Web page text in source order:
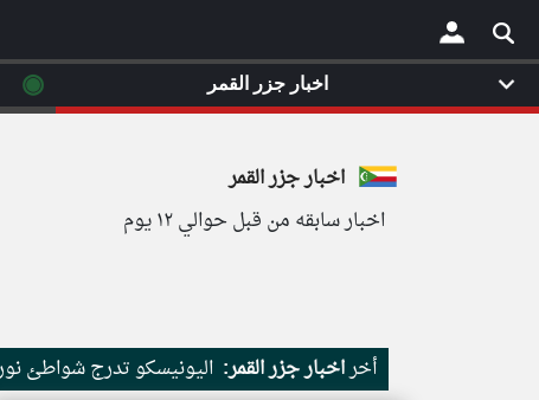
×
اخبار جزر القمر
اخبار سابقه من قبل حوالي ١٢ يوم
أخراخبار جزر القمر: اليونيسكو تدرج شواطئ
اخبار جزر القمر ◉